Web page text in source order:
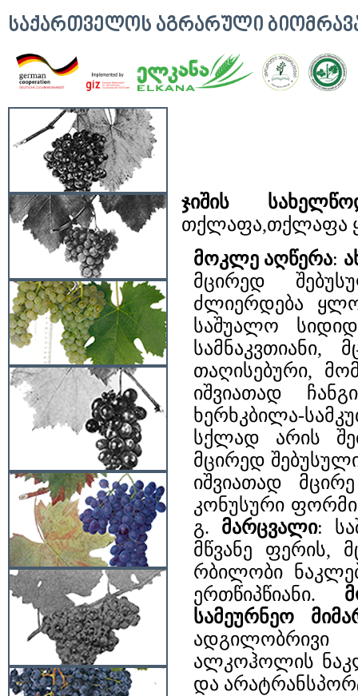
ᲡᲐᲥᲐᲠᲗᲕᲔᲚᲝᲡ ᲐᲒᲠᲐᲠᲣᲚᲘ
ჯიშის
თქლაფა,თქლაფა
მოკლე აღწერა:
მცირედ
ძლიერდება
საშუალო
სამნაკვთიანი,
თაღისებური,
იშვიათად
ხერხკბილა-
სქლად არის
მცირედ
იშვიათად
კონუსური
გ. მარცვალი:
მწვანე ფერის,
რბილობი
ერთწიპწიანი.
სამეურნეო
ალკოჰოლის
და